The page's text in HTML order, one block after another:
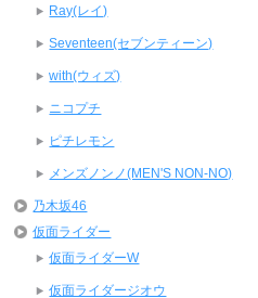
Ray(レイ)
Seventeen(セブンティーン)
with(ウィズ)
ニコプチ
ピチレモン
メンズノンノ(MEN'S NON-NO)
乃木坂46
仮面ライダー
仮面ライダーW
仮面ライダージオウ